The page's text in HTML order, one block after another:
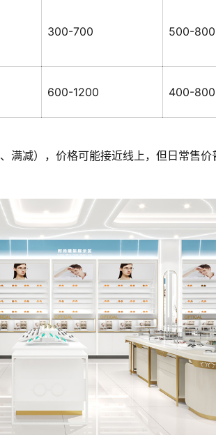
300-700 500-800
600-1200 400-800
满减），价格可能接近线上，但日常售